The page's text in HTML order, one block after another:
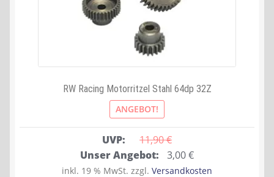
RW Racing Motorritzel Stahl 64dp 32Z
ANGEBOT!
UVP: 11,90 €
Ursprünglicher
Preis
Unser Angebot: 3,00€Aktueller
Preis
inkl. 19 % MwSt. zzgl. Versandkosten